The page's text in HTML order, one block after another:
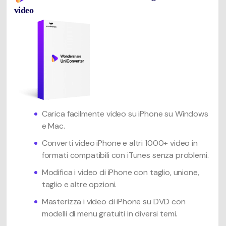
video
Carica facilmente video su iPhone su Windows
e Mac.
Converti video iPhone e altri 1000+ video in
formati compatibili con iTunes senza problemi.
Modifica i video di iPhone con taglio, unione,
taglio e altre opzioni.
Masterizza i video di iPhone su DVD con
modelli di menu gratuiti in diversi temi.